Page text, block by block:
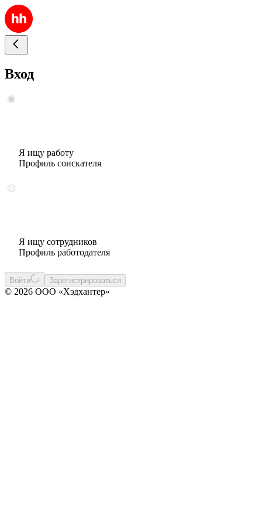
Вход
Я ищу работу
Профиль соискателя
Я ищу сотрудников
Профиль работодателя
Войти Зарегистрироваться
© 2026 ООО «Хэдхантер»